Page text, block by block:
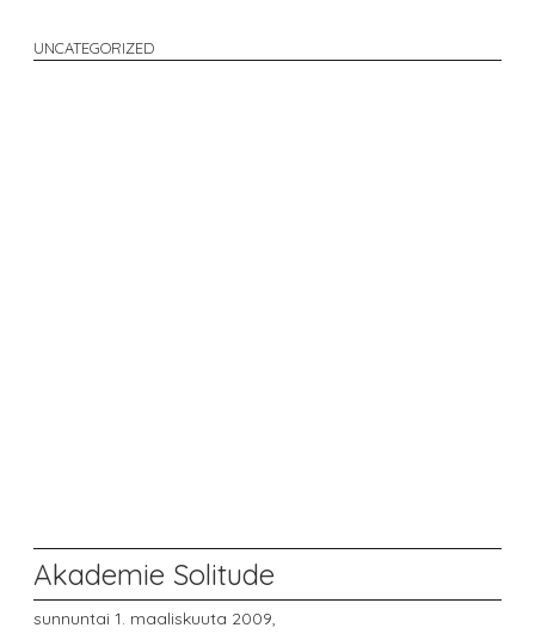
UNCATEGORIZED
Akademie Solitude
sunnuntai 1. maaliskuuta 2009,